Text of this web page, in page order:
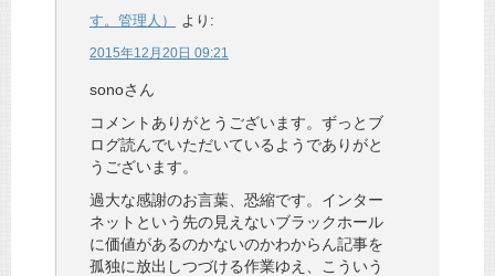
す。管理人）
より:
2015年12月20日 09:21
sonoさん
コメントありがとうございます。ずっとブ
ログ読んでいただいているようでありがと
うございます。
過大な感謝のお言葉、恐縮です。インター
ネットという先の見えないブラックホール
に価値があるのかないのかわからん記事を
孤独に放出しつづける作業ゆえ、こういう